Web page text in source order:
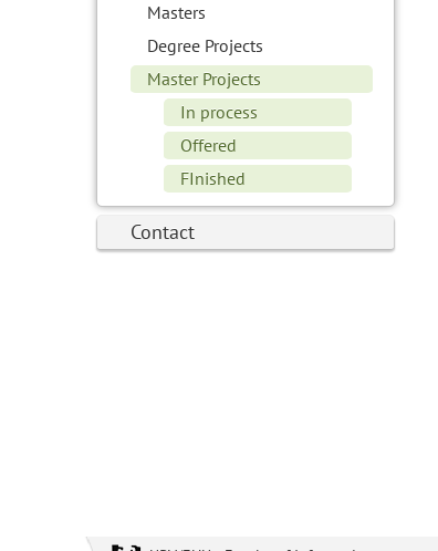
Masters
Degree Projects
Master Projects
In process
Offered
FInished
Contact